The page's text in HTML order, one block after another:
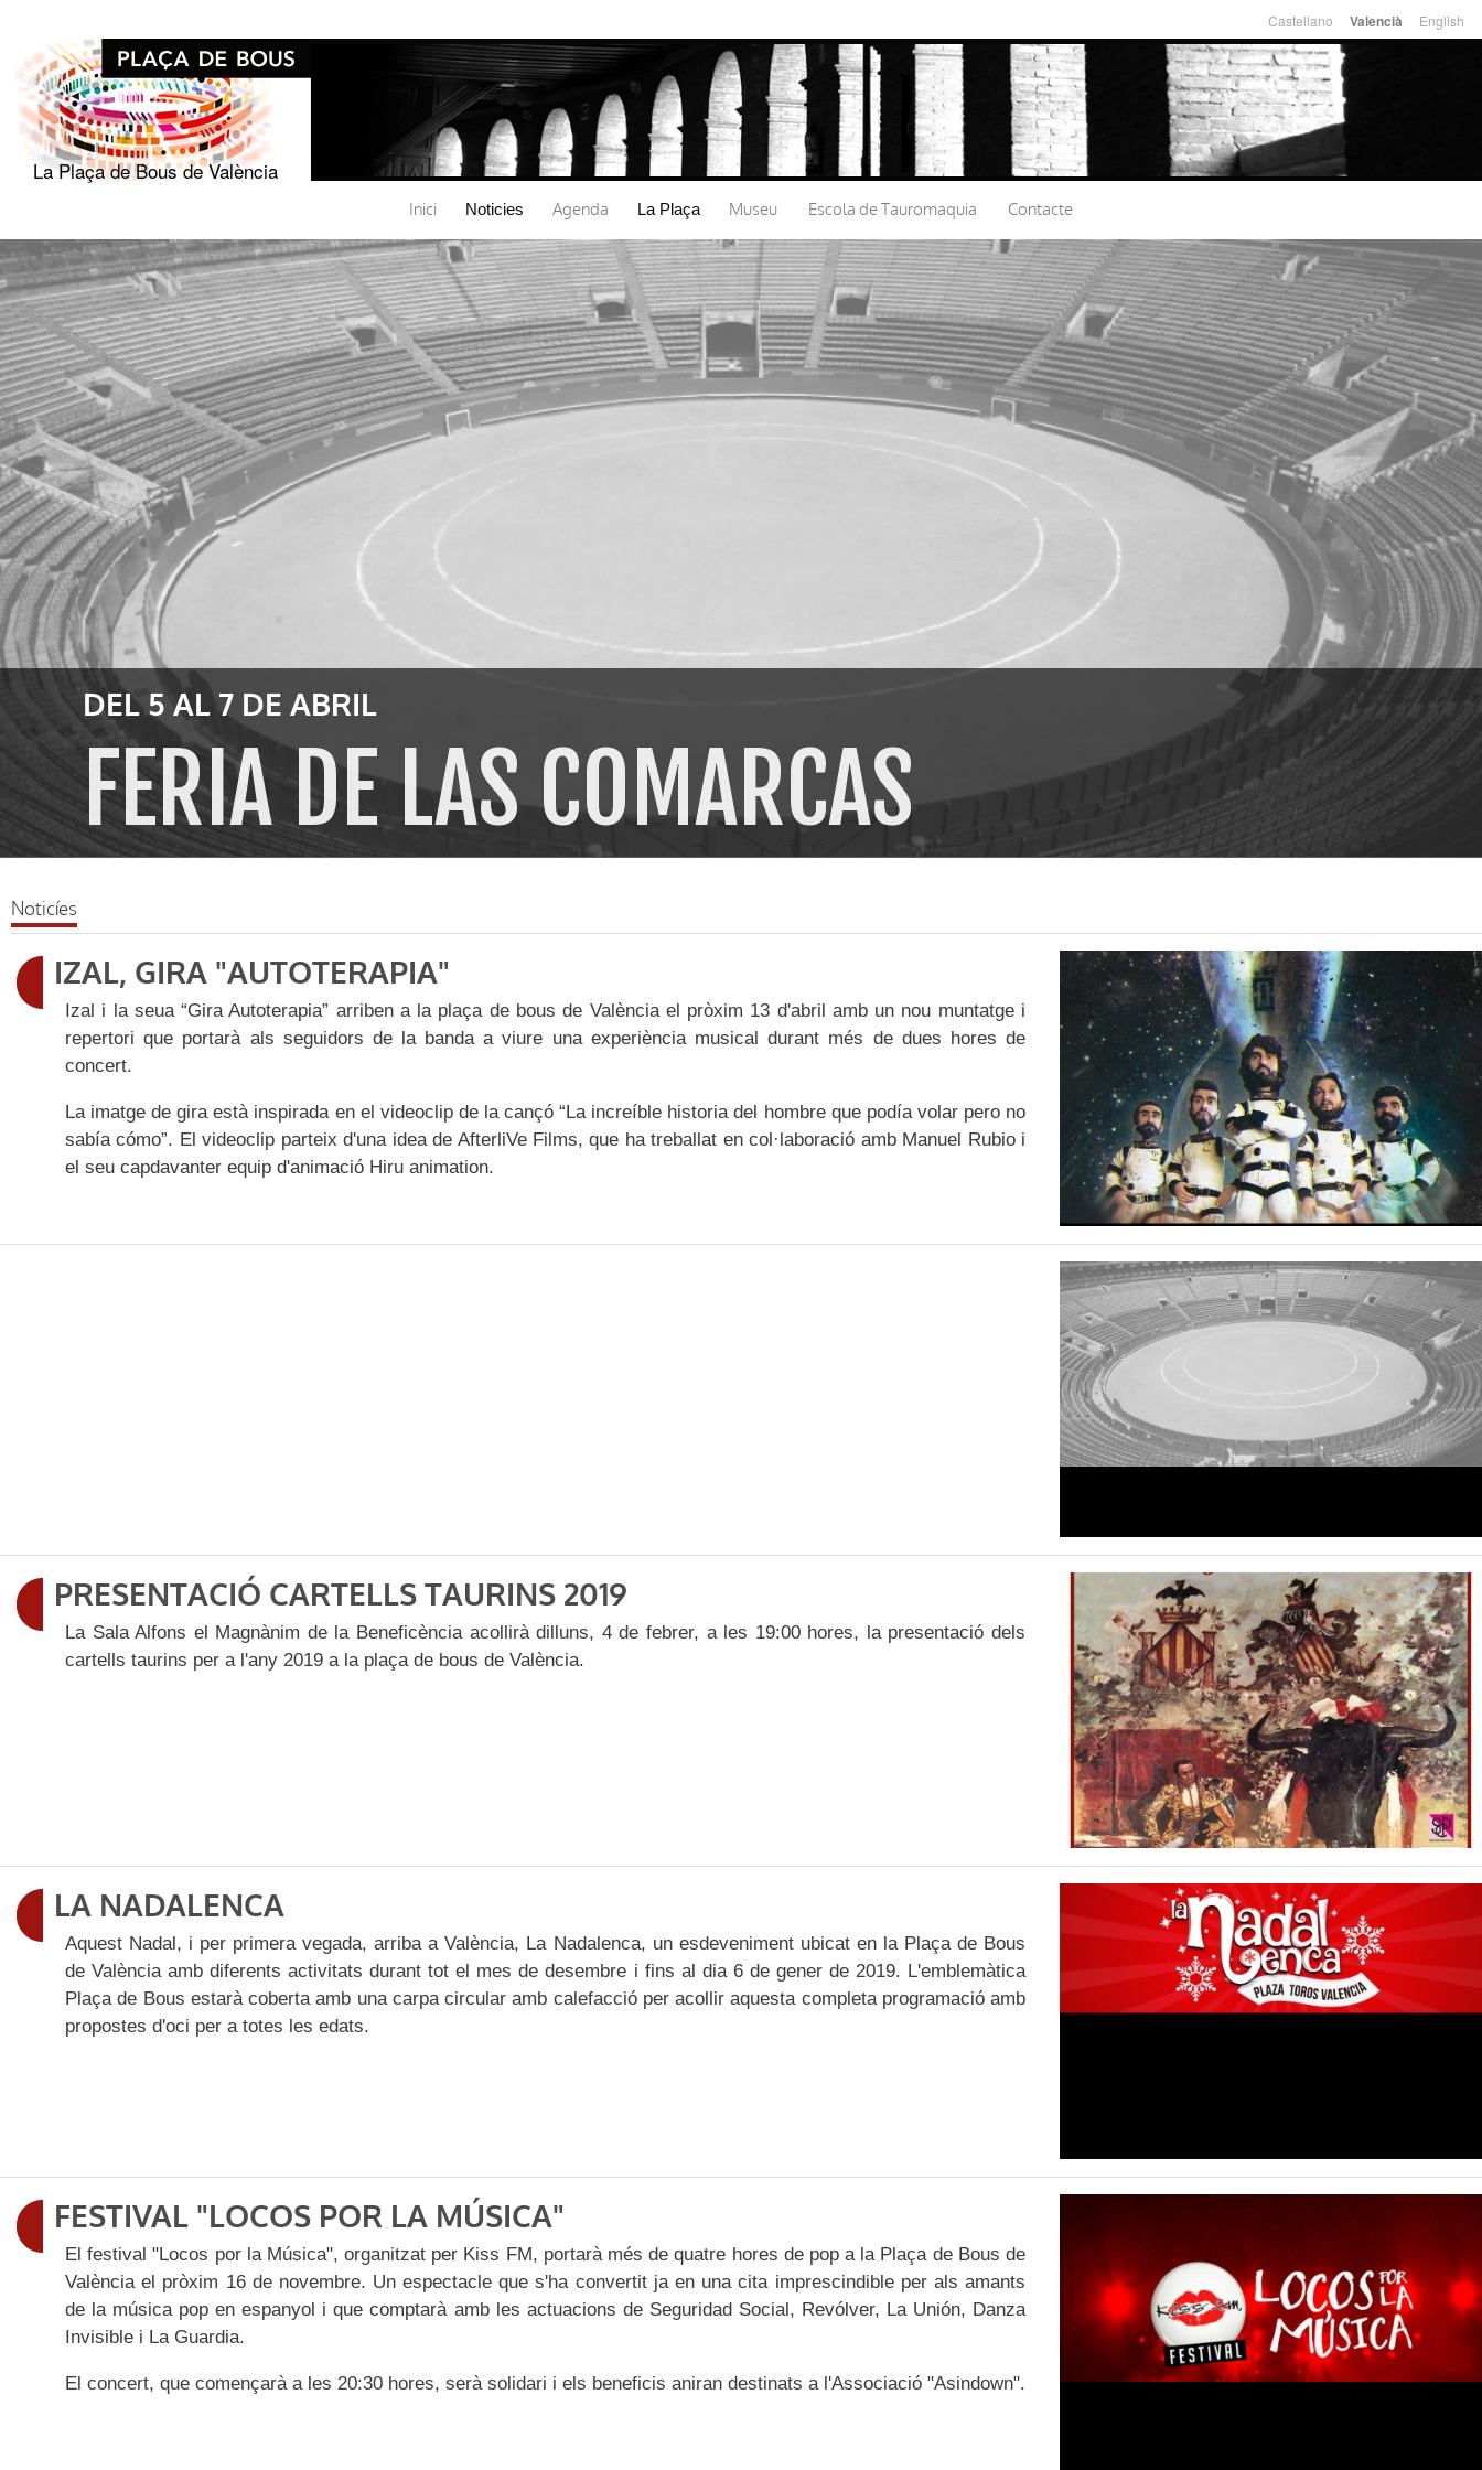
contingut
Llengües
Castellano Valencià English
La Plaça de Bous de València
Inici Noticies Agenda La Plaça Museu Escola de Tauromaquia Contacte
DEL 5 AL 7 DE ABRIL
FERIA DE LAS COMARCAS
Noticíes
IZAL, GIRA "AUTOTERAPIA"
Izal i la seua “Gira Autoterapia” arriben a la plaça de bous de València el pròxim 13 d'abril amb un nou muntatge i
repertori que portarà als seguidors de la banda a viure una experiència musical durant més de dues hores de
concert.
La imatge de gira està inspirada en el videoclip de la cançó “La increíble historia del hombre que podía volar pero no
sabía cómo”. El videoclip parteix d'una idea de AfterliVe Films, que ha treballat en col·laboració amb Manuel Rubio i
el seu capdavanter equip d'animació Hiru animation.
PRESENTACIÓ CARTELLS TAURINS 2019
La Sala Alfons el Magnànim de la Beneficència acollirà dilluns, 4 de febrer, a les 19:00 hores, la presentació dels
cartells taurins per a l'any 2019 a la plaça de bous de València.
LA NADALENCA
Aquest Nadal, i per primera vegada, arriba a València, La Nadalenca, un esdeveniment ubicat en la Plaça de Bous
de València amb diferents activitats durant tot el mes de desembre i fins al dia 6 de gener de 2019. L'emblemàtica
Plaça de Bous estarà coberta amb una carpa circular amb calefacció per acollir aquesta completa programació amb
propostes d'oci per a totes les edats.
FESTIVAL "LOCOS POR LA MÚSICA"
El festival "Locos por la Música", organitzat per Kiss FM, portarà més de quatre hores de pop a la Plaça de Bous de
València el pròxim 16 de novembre. Un espectacle que s'ha convertit ja en una cita imprescindible per als amants
de la música pop en espanyol i que comptarà amb les actuacions de Seguridad Social, Revólver, La Unión, Danza
Invisible i La Guardia.
El concert, que començarà a les 20:30 hores, serà solidari i els beneficis aniran destinats a l'Associació "Asindown".